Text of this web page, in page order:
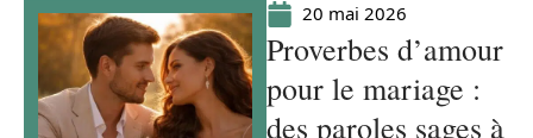
20 mai 2026
Proverbes d’amour
pour le mariage :
des paroles sages à